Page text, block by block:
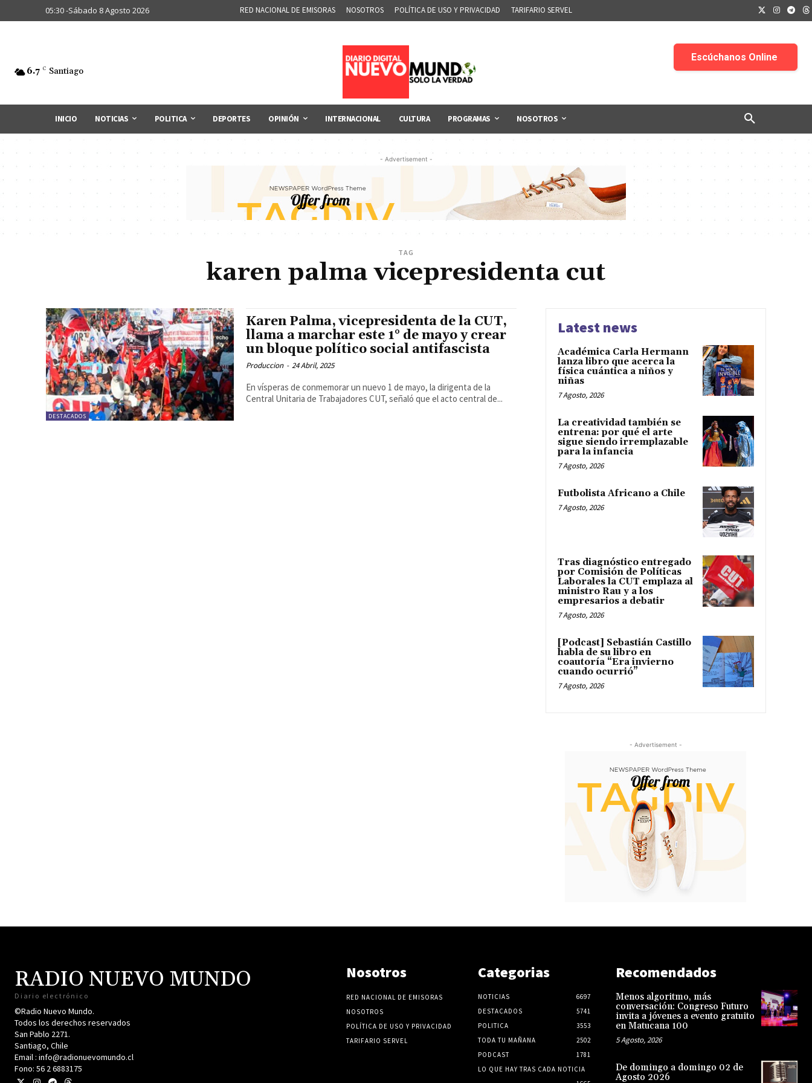
05:30 -Sábado 8 Agosto 2026 RED NACIONAL DE EMISORAS NOSOTROS POLÍTICA DE USO Y PRIVACIDAD TARIFARIO SERVEL
6.7 C Santiago
INICIO NOTICIAS POLITICA DEPORTES OPINIÓN INTERNACIONAL CULTURA PROGRAMAS NOSOTROS
- Advertisement -
TAG
karen palma vicepresidenta cut
DESTACADOS
Karen Palma, vicepresidenta de la CUT,
llama a marchar este 1° de mayo y crear
un bloque político social antifascista
Produccion - 24 Abril, 2025
En vísperas de conmemorar un nuevo 1 de mayo, la dirigenta de la
Central Unitaria de Trabajadores CUT, señaló que el acto central de...
Latest news
Académica Carla Hermann
lanza libro que acerca la
física cuántica a niños y
niñas
7 Agosto, 2026
La creatividad también se
entrena: por qué el arte
sigue siendo irremplazable
para la infancia
7 Agosto, 2026
Futbolista Africano a Chile
7 Agosto, 2026
Tras diagnóstico entregado
por Comisión de Políticas
Laborales la CUT emplaza al
ministro Rau y a los
empresarios a debatir
7 Agosto, 2026
[Podcast] Sebastián Castillo
habla de su libro en
coautoría “Era invierno
cuando ocurrió”
7 Agosto, 2026
- Advertisement -
RADIO NUEVO MUNDO
Diario electrónico
©Radio Nuevo Mundo.
Todos los derechos reservados
San Pablo 2271.
Santiago, Chile
Email : info@radionuevomundo.cl
Fono: 56 2 6883175
Nosotros
RED NACIONAL DE EMISORAS
NOSOTROS
POLÍTICA DE USO Y PRIVACIDAD
TARIFARIO SERVEL
Categorias
NOTICIAS
6697
DESTACADOS
5741
POLITICA
3553
TODA TU MAÑANA
2502
PODCAST
1781
LO QUE HAY TRAS CADA NOTICIA
Recomendados
Menos algoritmo, más
conversación: Congreso Futuro
invita a jóvenes a evento gratuito
en Matucana 100
5 Agosto, 2026
De domingo a domingo 02 de
Agosto 2026